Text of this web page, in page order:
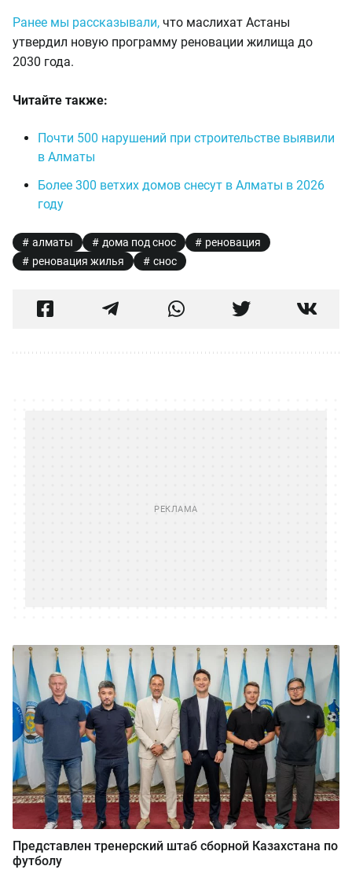
Ранее мы рассказывали, что маслихат Астаны
утвердил новую программу реновации жилища до
2030 года.
Читайте также:
Почти 500 нарушений при строительстве выявили
в Алматы
Более 300 ветхих домов снесут в Алматы в 2026
году
алматы дома под снос
реновация
реновация жилья
снос
Представлен тренерский штаб сборной Казахстана по
футболу